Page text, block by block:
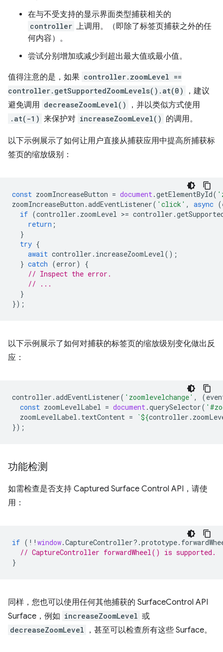
在与不受支持的显示界面类型捕获相关的
controller 上调用。（即除了标签页捕获之外的任
何内容）。
尝试分别增加或减少到超出最大值或最小值。
值得注意的是，如果 controller.zoomLevel ==
controller.getSupportedZoomLevels().at(0)
，建议
避免调用 decreaseZoomLevel() ，并以类似方式使用
.at(-1) 来保护对 increaseZoomLevel() 的调用。
以下示例展示了如何让用户直接从捕获应用中提高所捕获标
签页的缩放级别：
const zoomIncreaseButton = document.getElementById(
zoomIncreaseButton .addEventListener( 'click' , async (
if (controller . zoomLevel >= controller .
return ;
}
try {
await controller . increaseZoomLevel();
} catch (error)
{
// Inspect the error.
// ...
}
});
以下示例展示了如何对捕获的标签页的缩放级别变化做出反
应：
controller .addEventListener( 'zoomlevelchange' , (
const zoomLevelLabel = document.querySelector(
zoomLevelLabel . textContent = `${controller .
});
功能检测
如需检查是否支持 Captured Surface Control API，请使
用：
if ( !! window.CaptureController? .prototype.
// CaptureController forwardWheel() is supported.
}
同样，您也可以使用任何其他捕获的 SurfaceControl API
Surface，例如 increaseZoomLevel 或
decreaseZoomLevel ，甚至可以检查所有这些 Surface。